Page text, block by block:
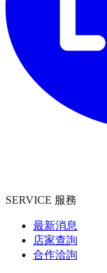
SERVICE 服務
最新消息
店家查詢
合作洽詢